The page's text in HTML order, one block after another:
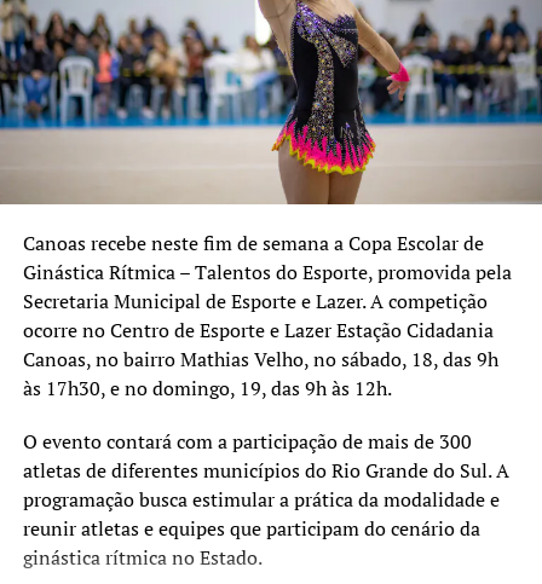
Carvalho, 541, bairro São José;
Centro de Esporte e Lazer CAIC – Avenida Dezessete de
Abril, 241, bairro Guajuviras;
Praça da Juventude Martin Luther King – Rua Romeu
Morsch, 844, bairro Harmonia;
Parque Esportivo Eduardo Gomes – Avenida Guilherme
Schell, 3600, bairro Fátima, com os Campos 1, 2 e 3.
Canoas recebe neste fim de semana a Copa Escolar de
Ginástica Rítmica – Talentos do Esporte, promovida pela
Secretaria Municipal de Esporte e Lazer. A competição
ocorre no Centro de Esporte e Lazer Estação Cidadania
Canoas, no bairro Mathias Velho, no sábado, 18, das 9h
às 17h30, e no domingo, 19, das 9h às 12h.
O evento contará com a participação de mais de 300
atletas de diferentes municípios do Rio Grande do Sul. A
programação busca estimular a prática da modalidade e
reunir atletas e equipes que participam do cenário da
ginástica rítmica no Estado.